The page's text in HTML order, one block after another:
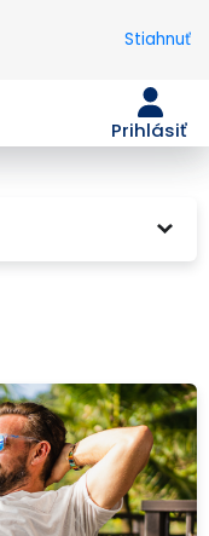
Stiahnuť
Prihlásiť